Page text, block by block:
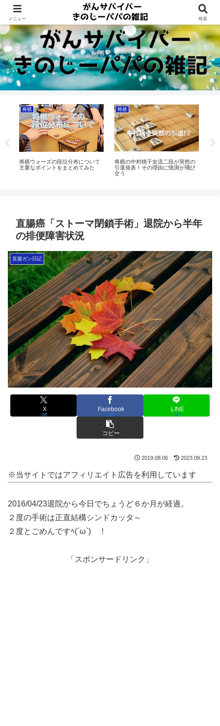
Dreams beyond 60s
将棋
将棋ウォーズの段位分布について
主要なポイントをまとめてみた
将棋
将棋の中村桃子女流二段が突然の
引退発表！その理由に憶測が飛び
交う
直腸癌「ストーマ閉鎖手術」退院から半年
の排便障害状況
直腸ガン日記
X Facebook LINE
コピー
2019.08.06 2023.09.23
※当サイトではアフィリエイト広告を利用しています
2016/04/23退院から今日でちょうど６か月が経過。
２度の手術は正直結構シンドカッタ～
２度とごめんですﾍ(´ω`)ゞ！
「スポンサードリンク」
メニュー 検索